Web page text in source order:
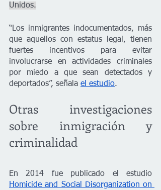
Unidos.
“Los inmigrantes indocumentados, más
que aquellos con estatus legal, tienen
fuertes incentivos para evitar
involucrarse en actividades criminales
por miedo a que sean detectados y
deportados”, señala el estudio.
Otras investigaciones
sobre inmigración y
criminalidad
Homicide and Social Disorganization on